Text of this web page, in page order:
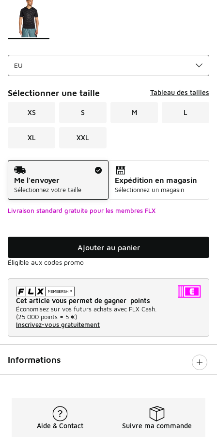
Sélectionner une taille Tableau des tailles
XS S M L
XL XXL
Mode d'expédition
Me l'envoyer
Sélectionnez votre taille
Expédition en magasin
Sélectionnez un magasin
Livraison standard gratuite pour les membres FLX
Ajouter au panier
Éligible aux codes promo
Cet article vous permet de gagner points
Économisez sur vos futurs achats avec FLX Cash.
(25 000 points = 5 €)
Inscrivez-vous gratuitement
Informations
Aide & Contact Suivre ma commande